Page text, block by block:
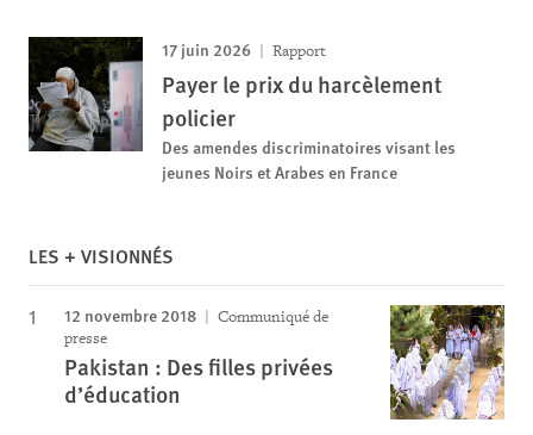
17 juin 2026 Rapport
Payer le prix du harcèlement
policier
Des amendes discriminatoires visant les
jeunes Noirs et Arabes en France
LES + VISIONNÉS
12 novembre 2018
Communiqué de
presse
Pakistan : Des filles privées
d’éducation